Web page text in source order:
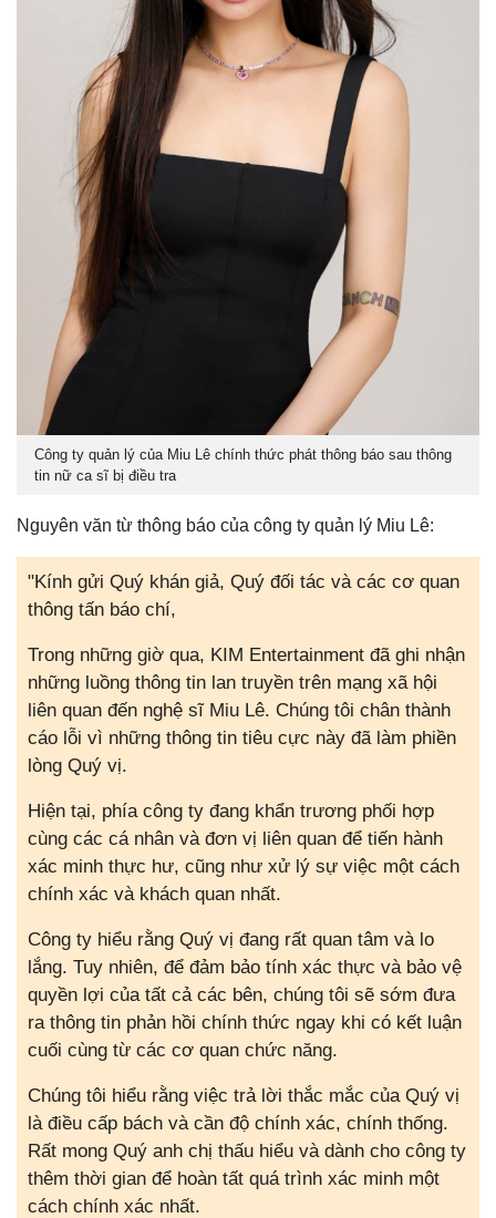
Công ty quản lý của Miu Lê chính thức phát thông báo sau thông
tin nữ ca sĩ bị điều tra
Nguyên văn từ thông báo của công ty quản lý Miu Lê:
"Kính gửi Quý khán giả, Quý đối tác và các cơ quan
thông tấn báo chí,
Trong những giờ qua, KIM Entertainment đã ghi nhận
những luồng thông tin lan truyền trên mạng xã hội
liên quan đến nghệ sĩ Miu Lê. Chúng tôi chân thành
cáo lỗi vì những thông tin tiêu cực này đã làm phiền
lòng Quý vị.
Hiện tại, phía công ty đang khẩn trương phối hợp
cùng các cá nhân và đơn vị liên quan để tiến hành
xác minh thực hư, cũng như xử lý sự việc một cách
chính xác và khách quan nhất.
Công ty hiểu rằng Quý vị đang rất quan tâm và lo
lắng. Tuy nhiên, để đảm bảo tính xác thực và bảo vệ
quyền lợi của tất cả các bên, chúng tôi sẽ sớm đưa
ra thông tin phản hồi chính thức ngay khi có kết luận
cuối cùng từ các cơ quan chức năng.
Chúng tôi hiểu rằng việc trả lời thắc mắc của Quý vị
là điều cấp bách và cần độ chính xác, chính thống.
Rất mong Quý anh chị thấu hiểu và dành cho công ty
thêm thời gian để hoàn tất quá trình xác minh một
cách chính xác nhất.